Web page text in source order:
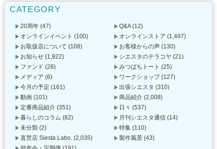
CATEGORY
20周年 (47) Q&A(12)
オンラインイベント (100) オンラインストア (1,497)
お取扱店について (108) お客様からの声 (130)
お知らせ (1,922) シエスタのテラコヤ (21)
ファンド (28) みつばちトート (25)
メディア (6) ワークショップ(127)
今月の予定 (161) 出張シエスタ (310)
動画 (101) 商品紹介 (2,008)
定番商品紹介 (351) 日々 (537)
暮らしのコラム (82) 月刊シエスタ通信 (14)
未分類 (2) 特集 (110)
直営店 Siesta Labo. (2,035) 製作風景 (43)